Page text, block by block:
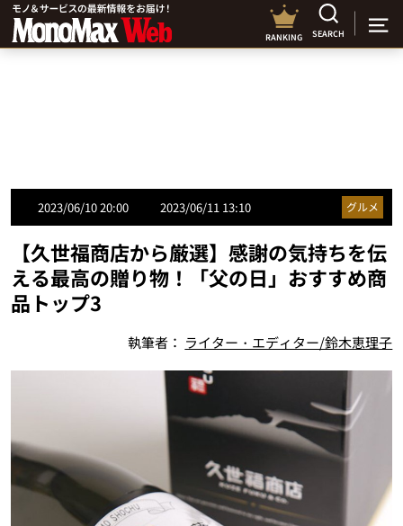
RANKING SEARCH
2023/06/10 20:00 2023/06/11 13:10 グルメ
【久世福商店から厳選】感謝の気持ちを伝
える最高の贈り物！「父の日」おすすめ商
品トップ3
執筆者： ライター・エディター/鈴木恵理子